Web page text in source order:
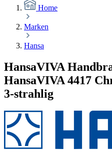
Home
Marken
Hansa
HansaVIVA
HansaVIVA 4417
3-strahlig